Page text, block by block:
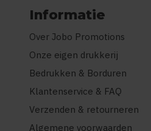
Informatie
Over Jobo Promotions
Onze eigen drukkerij
Bedrukken & Borduren
Klantenservice & FAQ
Verzenden & retourneren
Algemene voorwaarden